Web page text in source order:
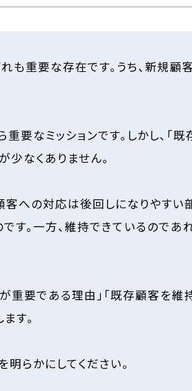
も重要な存在です。うち、新規
なミッションです。しかし、「既
少なくありません。
への対応は後回しになりやすい
す。一方、維持できているので
重要である理由」「既存顧客を
す。
らかにしてください。